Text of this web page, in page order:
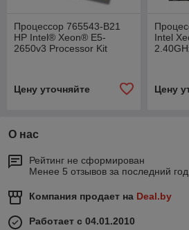
Процессор 765543-B21
HP Intel® Xeon® E5-
2650v3 Processor Kit
Цену уточняйте
Intel
Цену
О нас
Рейтинг не сформирован
Менее 5 отзывов за последний год
Компания продает на Deal.by
Работает с 04.01.2010